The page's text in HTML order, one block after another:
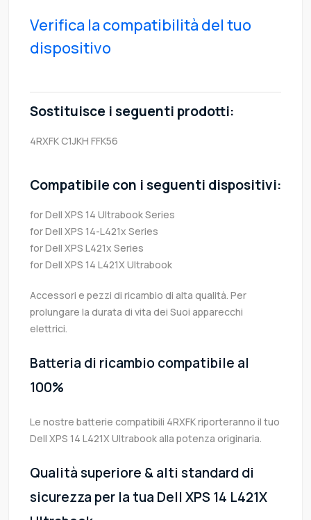
Verifica la compatibilità del tuo
dispositivo
Sostituisce i seguenti prodotti:
4RXFKC1JKH FFK56
Compatibile con i seguenti dispositivi:
for Dell XPS 14 Ultrabook Series
for Dell XPS 14-L421x Series
for Dell XPS L421x Series
for Dell XPS 14 L421X Ultrabook
Accessori e pezzi di ricambio di alta qualità. Per
prolungare la durata di vita dei Suoi apparecchi
elettrici.
Batteria di ricambio compatibile al
100%
Le nostre batterie compatibili 4RXFK riporteranno il tuo
Dell XPS 14 L421X Ultrabook alla potenza originaria.
Qualità superiore & alti standard di
sicurezza per la tua Dell XPS 14 L421X